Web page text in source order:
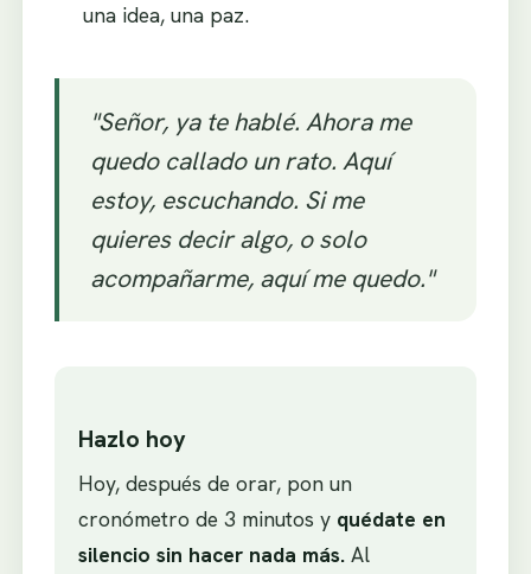
una idea, una paz.
"Señor, ya te hablé. Ahora me
quedo callado un rato. Aquí
estoy, escuchando. Si me
quieres decir algo, o solo
acompañarme, aquí me quedo."
Hazlo hoy
Hoy, después de orar, pon un
cronómetro de 3 minutos y quédate en
silencio sin hacer nada más.Al